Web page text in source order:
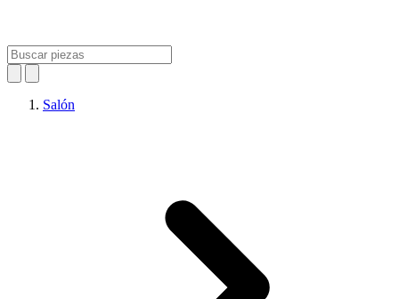
Salón